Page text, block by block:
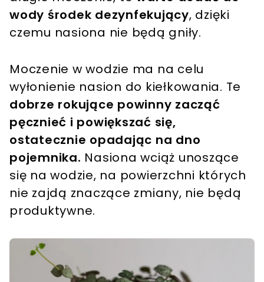
wody środek dezynfekujący, dzięki
czemu nasiona nie będą gniły.
Moczenie w wodzie ma na celu
wyłonienie nasion do kiełkowania. Te
dobrze rokujące powinny zacząć
pęcznieć i powiększać się,
ostatecznie opadając na dno
pojemnika. Nasiona wciąż unoszące
się na wodzie, na powierzchni których
nie zajdą znaczące zmiany, nie będą
produktywne.